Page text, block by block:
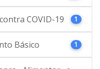
COVID-19 1
Básico 1